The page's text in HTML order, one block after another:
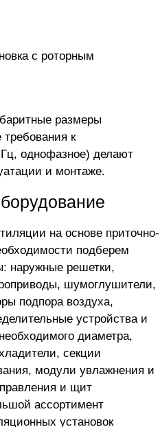
с роторным
размеры
к
однофазное) делают
и монтаже.
на основе приточно-
подберем
наружные решетки,
шумоглушители,
подпора воздуха,
устройства и
диаметра,
секции
модули увлажнения и
и щит
ассортимент
установок